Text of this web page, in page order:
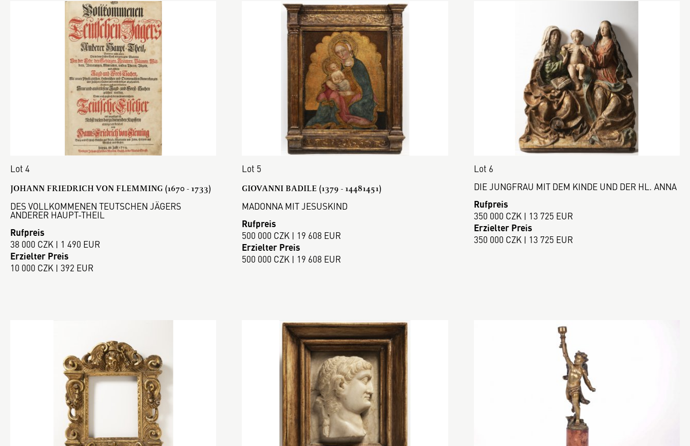
Lot 4
JOHANN FRIEDRICH VON FLEMMING (1670 - 1733)
DES VOLLKOMMENEN TEUTSCHEN JÄGERS
ANDERER HAUPT-THEIL
Rufpreis
38 000 CZK | 1 490 EUR
Erzielter Preis
10 000 CZK | 392 EUR
Lot 5
GIOVANNI BADILE (1379 - 14481451)
MADONNA MIT JESUSKIND
Rufpreis
500 000 CZK | 19 608 EUR
Erzielter Preis
500 000 CZK | 19 608 EUR
Lot 6
DIE JUNGFRAU MIT DEM KINDE UND DER HL. ANNA
Rufpreis
350 000 CZK | 13 725 EUR
Erzielter Preis
350 000 CZK | 13 725 EUR